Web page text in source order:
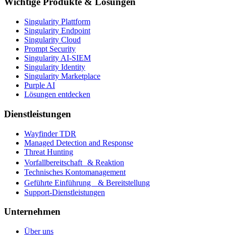
Singularity Plattform
Singularity Endpoint
Singularity Cloud
Prompt Security
Singularity AI-SIEM
Singularity Identity
Singularity Marketplace
Purple AI
Lösungen entdecken
Dienstleistungen
Wayfinder TDR
Managed Detection and Response
Threat Hunting
Vorfallbereitschaft & Reaktion
Technisches Kontomanagement
Geführte Einführung & Bereitstellung
Support-Dienstleistungen
Unternehmen
Über uns